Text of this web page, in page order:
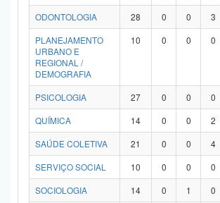
ODONTOLOGIA
28 0 0 3
PLANEJAMENTO
URBANO E
REGIONAL /
DEMOGRAFIA
10 0 0 0
PSICOLOGIA 27 0 0 0
QUÍMICA
14 0 0 2
SAÚDE COLETIVA
21 0 0 4
SERVIÇO SOCIAL
10 0 0 0
SOCIOLOGIA
14 0 1 0